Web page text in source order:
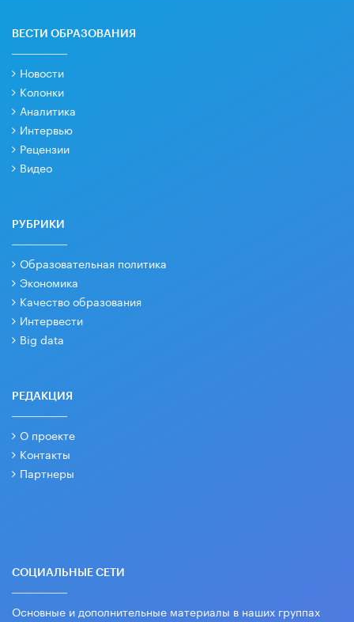
ВЕСТИ ОБРАЗОВАНИЯ
Новости
Колонки
Аналитика
Интервью
Рецензии
Видео
РУБРИКИ
Образовательная политика
Экономика
Качество образования
Интервести
Big data
РЕДАКЦИЯ
О проекте
Контакты
Партнеры
СОЦИАЛЬНЫЕ СЕТИ
Основные и дополнительные материалы в наших группах